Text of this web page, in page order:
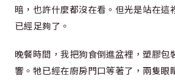
暗，也許什麼都沒在看。但光是站在這
已經足夠了。
晚餐時間，我把狗食倒進盆裡，塑膠包
響。牠已經在廚房門口等著了，兩隻眼